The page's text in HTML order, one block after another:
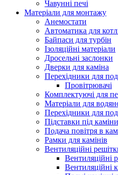
Чавунні печі
Матеріали для монтажу
Анемостати
Автоматика для
Байпаси для турбін
Ізоляційні матеріали
Дросельні заслонки
Дверки для каміна
Перехідники для
Провітрювачі
Комплектуючі для
Матеріали для
Перехідники для
Підставки під каміни
Подача повітря в
Рамки для камінів
Вентиляційні
Вентиляційні
Вентиляційні